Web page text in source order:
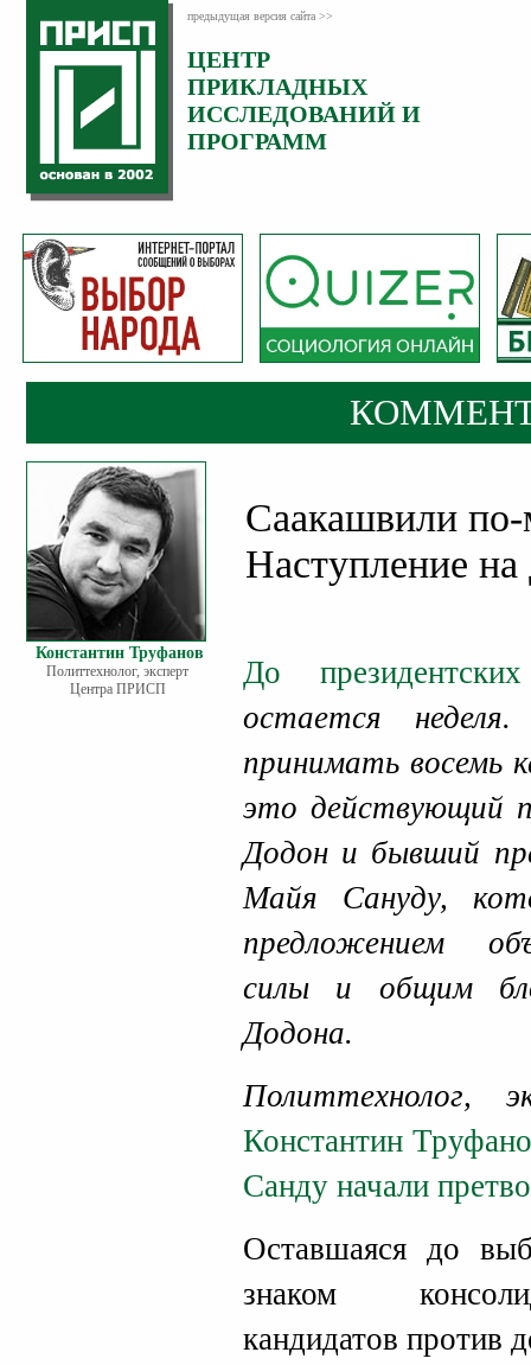
предыдущая версия сайта >>
ЦЕНТР
ПРИКЛАДНЫХ
ИССЛЕДОВАНИЙ И
ПРОГРАММ
Константин Труфанов
Политтехнолог, эксперт
Центра ПРИСП
Саакашвили
Наступление
До
остается
принимать восемь
это действующий
Додон и бывший
Майя Сануду,
предложением
силы и общим
Додона.
Политтехнолог,
Константин
Санду начали
Оставшаяся до
знаком
кандидатов против
Категория:
Комментарии